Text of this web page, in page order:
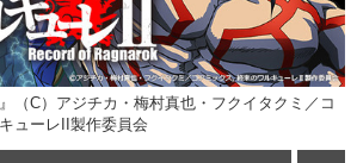
（C）アジチカ・梅村真也・フクイタクミ／コ
ューレII製作委員会